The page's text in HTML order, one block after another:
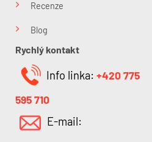
Recenze
Blog
Rychlý kontakt
Info linka: +420 775
595 710
E-mail: